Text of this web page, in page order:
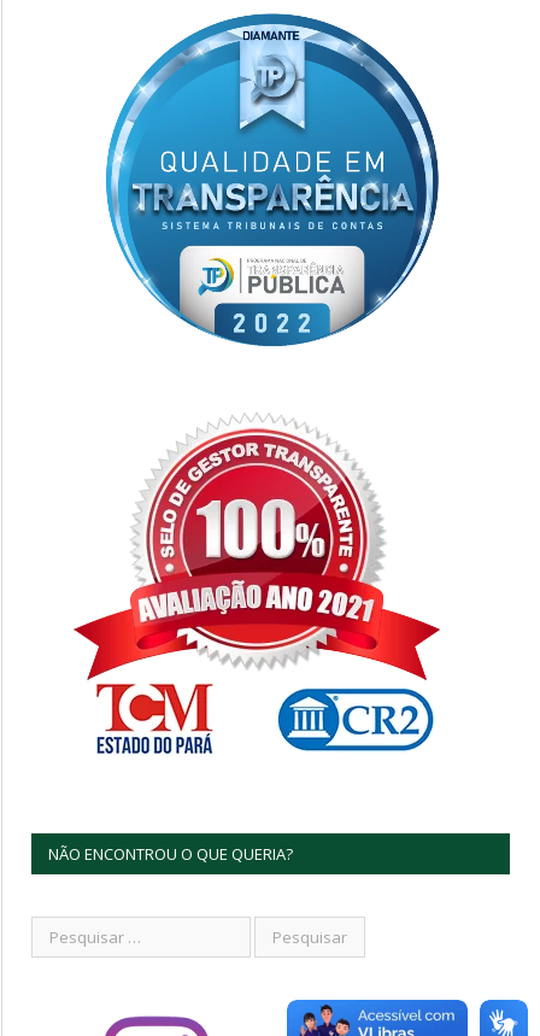
NÃO ENCONTROU O QUE QUERIA?